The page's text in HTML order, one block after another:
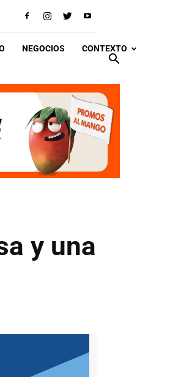
NEGOCIOS CONTEXTO
y una